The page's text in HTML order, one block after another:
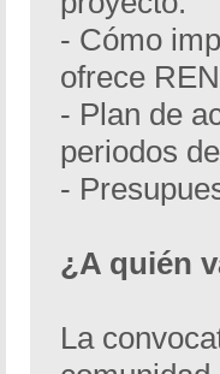
- Cómo
ofrece
- Plan de
periodos
-
¿A quién
La